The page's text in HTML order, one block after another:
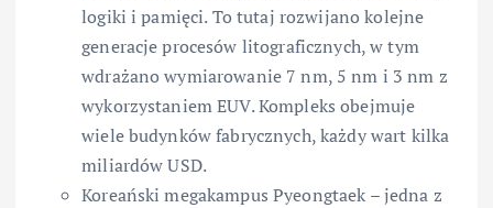
logiki i pamięci. To tutaj rozwijano kolejne
generacje procesów litograficznych, w tym
wdrażano wymiarowanie 7 nm, 5 nm i 3 nm z
wykorzystaniem EUV. Kompleks obejmuje
wiele budynków fabrycznych, każdy wart kilka
miliardów USD.
Koreański megakampus Pyeongtaek – jedna z